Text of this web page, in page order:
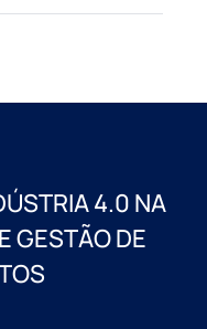
4.0 NA
GESTÃO DE